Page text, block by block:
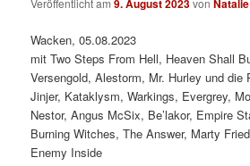
Veröffentlicht am9. August 2023von
Wacken, 05.08.2023
mit Two Steps From Hell, Heaven Shall
Versengold, Alestorm, Mr. Hurley und die
Jinjer, Kataklysm, Warkings, Evergrey,
Nestor, Angus McSix, Be’lakor, Empire
Burning Witches, The Answer, Marty
Enemy Inside